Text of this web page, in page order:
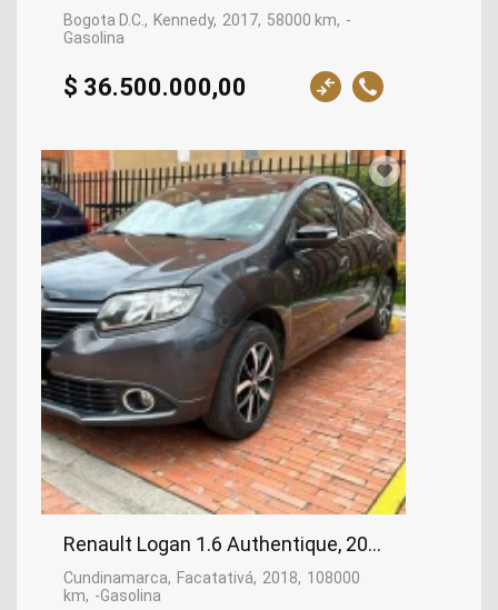
Bogota D.C. Kennedy 2017 58000 km
-
Gasolina
$ 36.500.000,00
Renault Logan 1.6 Authentique, 2018
Cundinamarca Facatativá 2018
108000
km
-Gasolina